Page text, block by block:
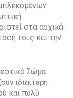
στα αρχικά
τους και την
Σώμα
ιδιαίτερη
και πολύ